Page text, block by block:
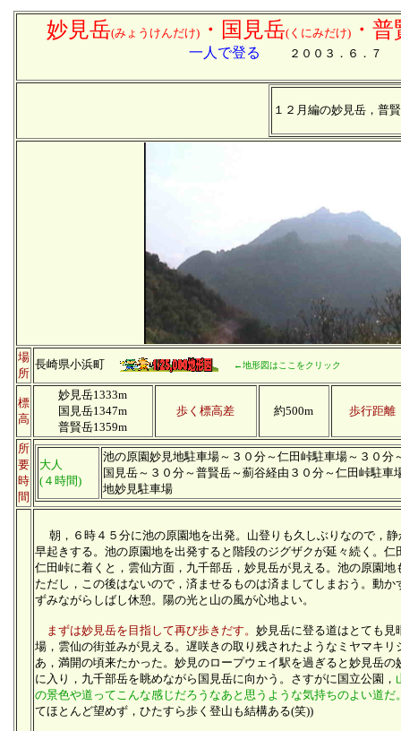
妙見岳(みょうけんだけ) ・国見岳(くにみだけ) ・
一人で登る ２００３．６．７
１２月編の妙見岳，普
場
所
長崎県小浜町 ←地形図はここをクリック
標
高
妙見岳1333m
国見岳1347m
普賢岳1359m
歩く標高差 約500m 歩行距離
所
要
時
間
大人
(４時間)
池の原園妙見地駐車場～３０分～仁田峠駐車場～３０分
国見岳～３０分～普賢岳～薊谷経由３０分～仁田峠駐車
地妙見駐車場
朝，６時４５分に池の原園地を出発。山登りも久しぶりなので，
早起きする。池の原園地を出発すると階段のジグザクが延々続く。仁
仁田峠に着くと，雲仙方面，九千部岳，妙見岳が見える。池の原園地
ただし，この後はないので，済ませるものは済ましてしまおう。動か
ずみながらしばし休憩。陽の光と山の風が心地よい。
まずは妙見岳を目指して再び歩きだす。 妙見岳に登る道はとても見
場，雲仙の街並みが見える。遅咲きの取り残されたようなミヤマキリ
あ，満開の頃来たかった。妙見のロープウェイ駅を過ぎると妙見岳の
に入り，九千部岳を眺めながら国見岳に向かう。さすがに国立公園，
の景色や道ってこんな感じだろうなあと思うような気持ちのよい道だ
てほとんど望めず，ひたすら歩く登山も結構ある(笑))